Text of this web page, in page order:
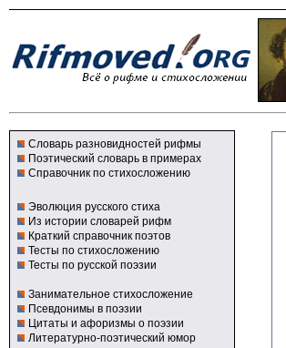
Словарь разновидностей рифмы
Поэтический словарь в примерах
Справочник по стихосложению
Эволюция русского стиха
Из истории словарей рифм
Краткий справочник поэтов
Тесты по стихосложению
Тесты по русской поэзии
Занимательное стихосложение
Псевдонимы в поэзии
Цитаты и афоризмы о поэзии
Литературно-поэтический юмор